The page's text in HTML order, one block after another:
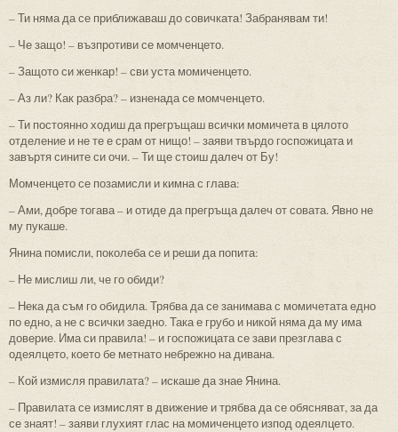
– Ти няма да се приближаваш до совичката! Забранявам ти!
– Че защо! – възпротиви се момченцето.
– Защото си женкар! – сви уста момиченцето.
– Аз ли? Как разбра? – изненада се момченцето.
– Ти постоянно ходиш да прегръщаш всички момичета в цялото
отделение и не те е срам от нищо! – заяви твърдо госпожицата и
завъртя сините си очи. – Ти ще стоиш далеч от Бу!
Момченцето се позамисли и кимна с глава:
– Ами, добре тогава – и отиде да прегръща далеч от совата. Явно не
му пукаше.
Янина помисли, поколеба се и реши да попита:
– Не мислиш ли, че го обиди?
– Нека да съм го обидила. Трябва да се занимава с момичетата едно
по едно, а не с всички заедно. Така е грубо и никой няма да му има
доверие. Има си правила! – и госпожицата се зави презглава с
одеялцето, което бе метнато небрежно на дивана.
– Кой измисля правилата? – искаше да знае Янина.
– Правилата се измислят в движение и трябва да се обясняват, за да
се знаят! – заяви глухият глас на момиченцето изпод одеялцето.